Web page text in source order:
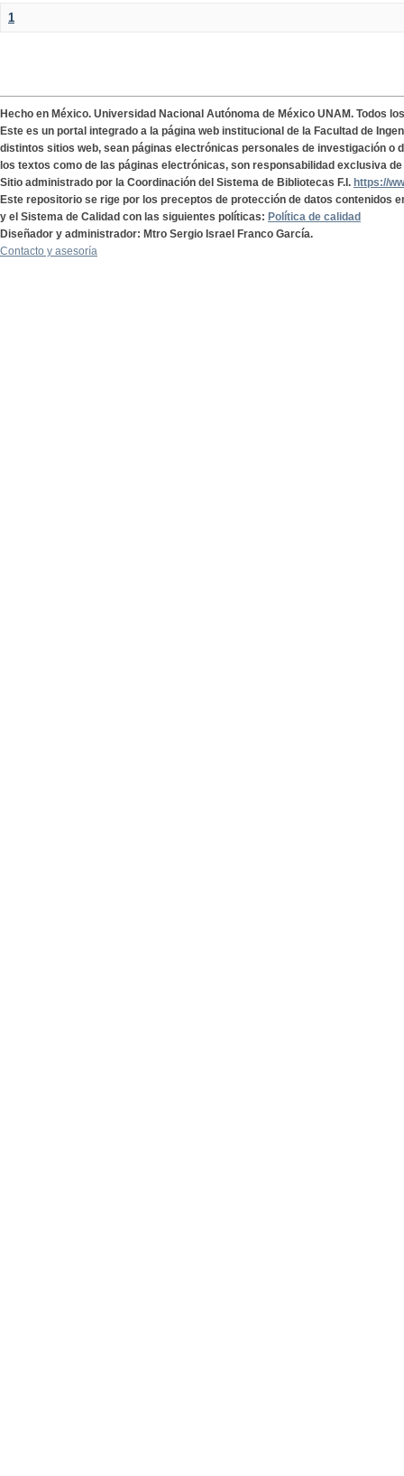
1
Hecho en México. Universidad Nacional Autónoma de México UNAM. Todos
Este es un portal integrado a la página web institucional de la Facultad de
distintos sitios web, sean páginas electrónicas personales de investigación o
los textos como de las páginas electrónicas, son responsabilidad exclusiva
Sitio administrado por la Coordinación del Sistema de Bibliotecas F.I. https://
Este repositorio se rige por los preceptos de protección de datos contenidos
y el Sistema de Calidad con las siguientes políticas: Política de calidad
Diseñador y administrador: Mtro Sergio Israel Franco García.
Contacto y asesoría